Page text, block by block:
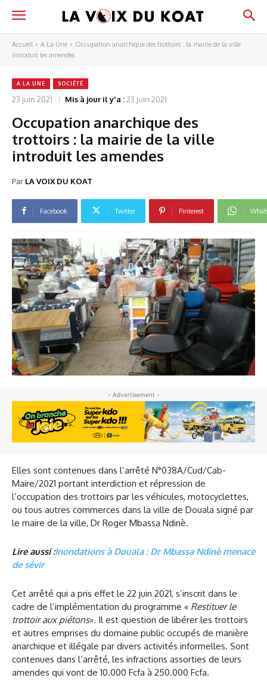
Accueil A La Une
Occupation anarchique des trottoirs : la mairie de la ville
introduit les amendes
A LA UNE SOCIÉTÉ
23 juin 2021 Mis à jour il y'a :23 juin 2021
Occupation anarchique des
trottoirs : la mairie de la ville
introduit les amendes
Par LA VOIX DU KOAT
Facebook Twitter Pinterest
- Advertisement -
Elles sont contenues dans l’arrêté N°038A/Cud/Cab-
Maire/2021 portant interdiction et répression de
l’occupation des trottoirs par les véhicules, motocyclettes,
ou tous autres commerces dans la ville de Douala signé par
le maire de la ville, Dr Roger Mbassa Ndinè.
Lire aussi :Inondations à Douala : Dr Mbassa Ndinè menace
de sévir
Cet arrêté qui a pris effet le 22 juin 2021, s’inscrit dans le
cadre de l’implémentation du programme « Restituer le
trottoir aux piétons». Il est question de libérer les trottoirs
et autres emprises du domaine public occupés de manière
anarchique et illégale par divers activités informelles. Sont
contenues dans l’arrêté, les infractions assorties de leurs
amendes qui vont de 10.000 Fcfa à 250.000 Fcfa.